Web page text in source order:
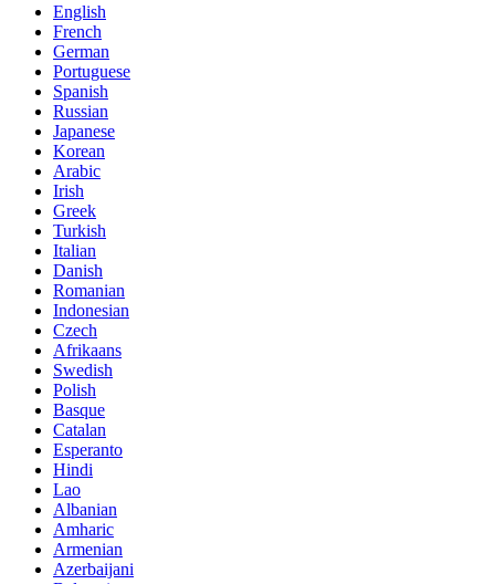
English
French
German
Portuguese
Spanish
Russian
Japanese
Korean
Arabic
Irish
Greek
Turkish
Italian
Danish
Romanian
Indonesian
Czech
Afrikaans
Swedish
Polish
Basque
Catalan
Esperanto
Hindi
Lao
Albanian
Amharic
Armenian
Azerbaijani